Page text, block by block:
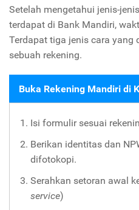
Setelah mengetahui jenis-
terdapat di Bank Mandiri,
Terdapat tiga jenis cara
sebuah rekening.
Buka Rekening Mandiri di
Isi formulir sesuai
Berikan identitas dan
difotokopi.
Serahkan setoran awal
service)